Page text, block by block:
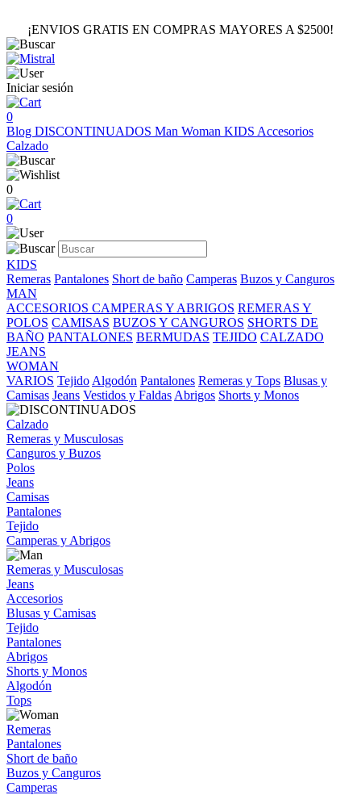
¡ENVIOS GRATIS EN COMPRAS MAYORES A $2500!
Iniciar sesión
0
Blog DISCONTINUADOS Man Woman KIDS Accesorios
Calzado
0
0
KIDS
Remeras Pantalones Short de baño Camperas Buzos y Canguros
MAN
ACCESORIOS CAMPERAS Y ABRIGOS REMERAS Y
POLOS CAMISAS BUZOS Y CANGUROS SHORTS DE
BAÑO PANTALONES BERMUDAS TEJIDO CALZADO
JEANS
WOMAN
VARIOS Tejido Algodón Pantalones Remeras y Tops Blusas y
Camisas Jeans Vestidos y Faldas Abrigos Shorts y Monos
Calzado
Remeras y Musculosas
Canguros y Buzos
Polos
Jeans
Camisas
Pantalones
Tejido
Camperas y Abrigos
Remeras y Musculosas
Jeans
Accesorios
Blusas y Camisas
Tejido
Pantalones
Abrigos
Shorts y Monos
Algodón
Tops
Remeras
Pantalones
Short de baño
Buzos y Canguros
Camperas